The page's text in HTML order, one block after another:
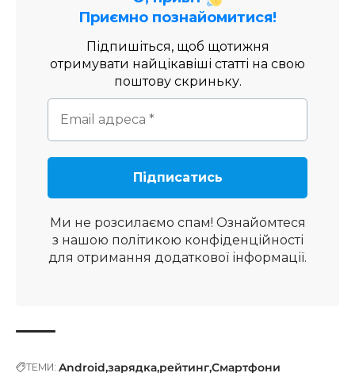
Приємно познайомитися!
Підпишіться, щоб щотижня
отримувати найцікавіші статті на свою
поштову скриньку.
Ми не розсилаємо спам! Ознайомтеся
з нашою політикою конфіденційності
для отримання додаткової інформації.
ТЕМИ: Android зарядка рейтингСмартфони